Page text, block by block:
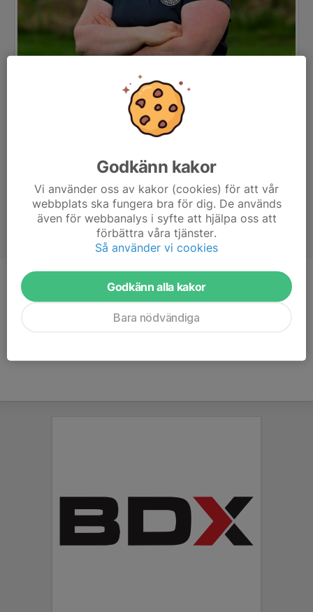
Titel
Tränare
Godkänn kakor
Vi använder oss av kakor (cookies) för att vår
webbplats ska fungera bra för dig. De används
även för webbanalys i syfte att hjälpa oss att
förbättra våra tjänster.
Så använder vi cookies
Godkänn alla kakor
Bara nödvändiga